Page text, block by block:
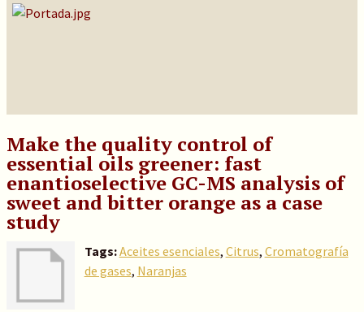
Make the quality control of
essential oils greener: fast
enantioselective GC-MS analysis of
sweet and bitter orange as a case
study
Tags:Aceites esenciales, Citrus, Cromatografía
de gases, Naranjas